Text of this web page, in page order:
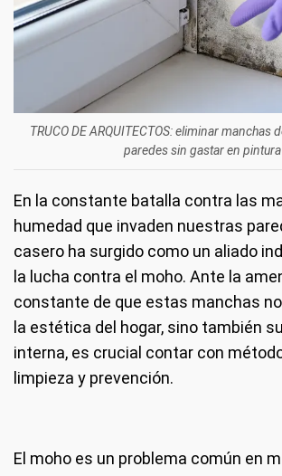
TRUCO DE ARQUITECTOS: eliminar manchas
paredes sin gastar en pintura
En la constante batalla contra las
humedad que invaden nuestras
casero ha surgido como un aliado
la lucha contra el moho. Ante la
constante de que estas manchas
la estética del hogar, sino también
interna, es crucial contar con
limpieza y prevención.
El moho es un problema común en